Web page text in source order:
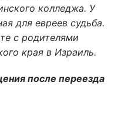
колледжа. У
для евреев судьба.
с родителями
края в Израиль.
после переезда